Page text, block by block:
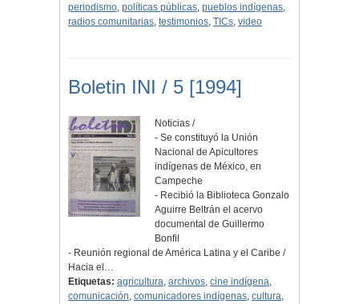
periodismo, políticas públicas, pueblos indígenas,
radios comunitarias, testimonios, TICs, video
Boletin INI / 5 [1994]
Noticias /
- Se constituyó la Unión
Nacional de Apicultores
indígenas de México, en
Campeche
- Recibió la Biblioteca Gonzalo
Aguirre Beltrán el acervo
documental de Guillermo
Bonfil
- Reunión regional de América Latina y el Caribe /
Hacia el…
Etiquetas: agricultura, archivos, cine indígena,
comunicación, comunicadores indígenas, cultura,